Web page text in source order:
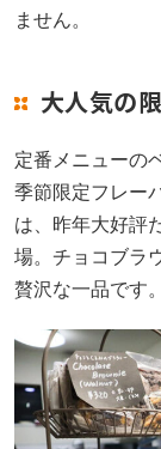
ません。
大人気の
定番メニューの
季節限定フレー
は、昨年大好評
場。チョコブラ
贅沢な一品です。